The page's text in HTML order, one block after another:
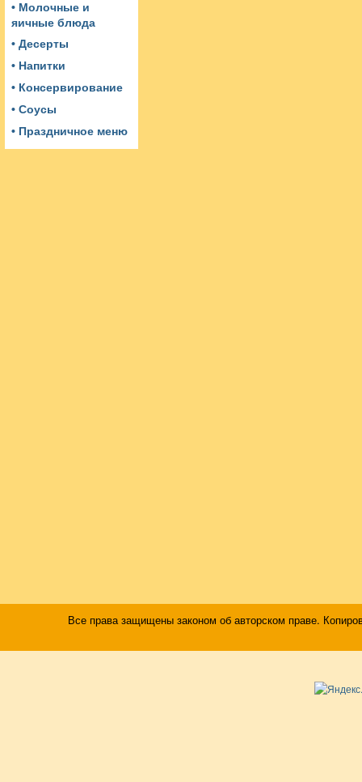
• Молочные и
яичные блюда
• Десерты
• Напитки
• Консервирование
• Соусы
• Праздничное меню
Все права защищены законом об авторском праве.